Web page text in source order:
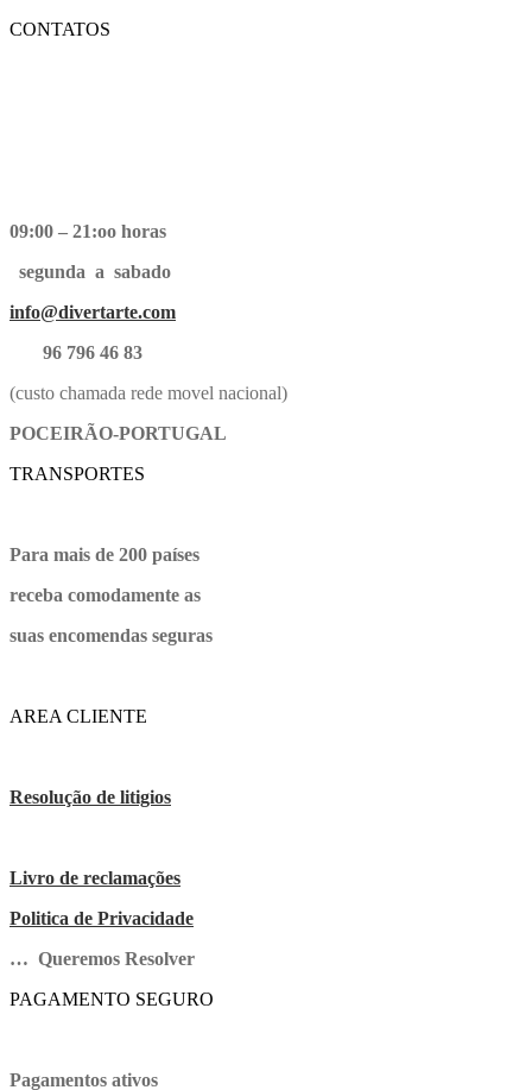
CONTATOS
09:00 – 21:oo horas
segunda a sabado
info@divertarte.com
96 796 46 83
(custo chamada rede movel nacional)
POCEIRÃO-PORTUGAL
TRANSPORTES
Para mais de 200 países
receba comodamente as
suas encomendas seguras
AREA CLIENTE
Resolução de litigios
Livro de reclamações
Politica de Privacidade
… Queremos Resolver
PAGAMENTO SEGURO
Pagamentos ativos